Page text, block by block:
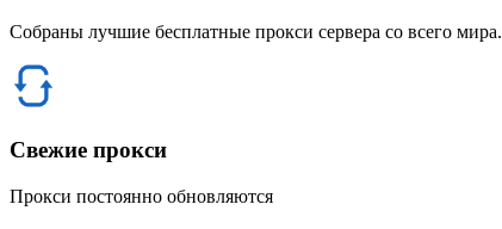
Собраны лучшие бесплатные прокси сервера со всего мира.
Свежие прокси
Прокси постоянно обновляются